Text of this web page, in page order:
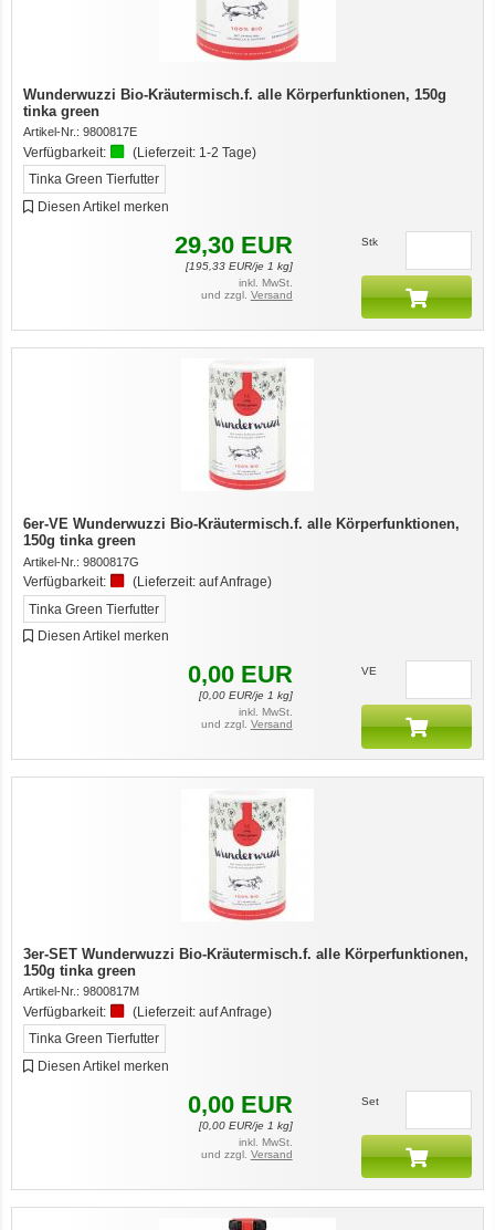
Wunderwuzzi Bio-Kräutermisch.f. alle Körperfunktionen, 150g
tinka green
Artikel-Nr.: 9800817E
Verfügbarkeit: (Lieferzeit: 1-2 Tage)
Tinka Green Tierfutter
Diesen Artikel merken
29,30 EUR
[195,33EUR/je 1 kg]
inkl. MwSt.
und zzgl. Versand
Stk
6er-VE Wunderwuzzi Bio-Kräutermisch.f. alle Körperfunktionen,
150g tinka green
Artikel-Nr.: 9800817G
Verfügbarkeit: (Lieferzeit:auf Anfrage)
Tinka Green Tierfutter
Diesen Artikel merken
0,00 EUR
[0,00EUR/je 1 kg]
inkl. MwSt.
und zzgl. Versand
VE
3er-SET Wunderwuzzi Bio-Kräutermisch.f. alle Körperfunktionen,
150g tinka green
Artikel-Nr.: 9800817M
Verfügbarkeit: (Lieferzeit:auf Anfrage)
Tinka Green Tierfutter
Diesen Artikel merken
0,00 EUR
[0,00EUR/je 1 kg]
inkl. MwSt.
und zzgl. Versand
Set